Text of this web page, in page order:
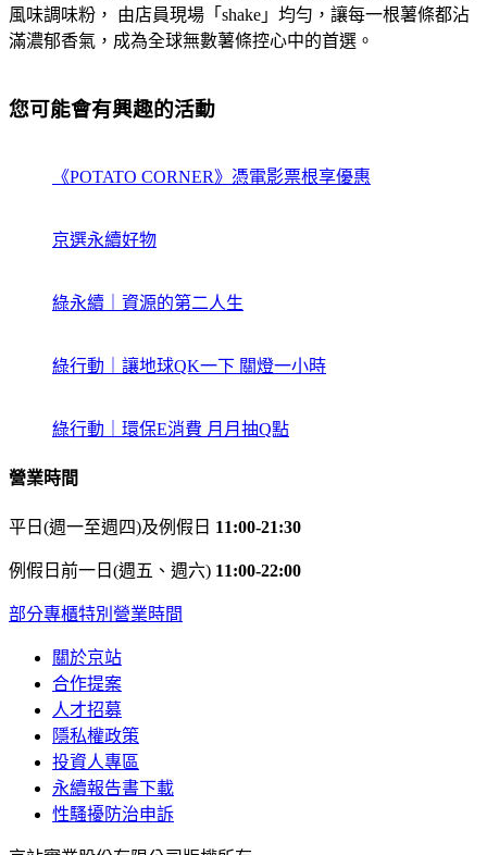
風味調味粉， 由店員現場「shake」均勻，讓每一根薯條都沾
滿濃郁香氣，成為全球無數薯條控心中的首選。
您可能會有興趣的活動
《POTATO CORNER》憑電影票根享優惠
京選永續好物
綠永續｜資源的第二人生
綠行動｜讓地球QK一下 關燈一小時
綠行動｜環保E消費 月月抽Q點
營業時間
平日(週一至週四)及例假日 11:00-21:30
例假日前一日(週五、週六) 11:00-22:00
部分專櫃特別營業時間
關於京站
合作提案
人才招募
隱私權政策
投資人專區
永續報告書下載
性騷擾防治申訴